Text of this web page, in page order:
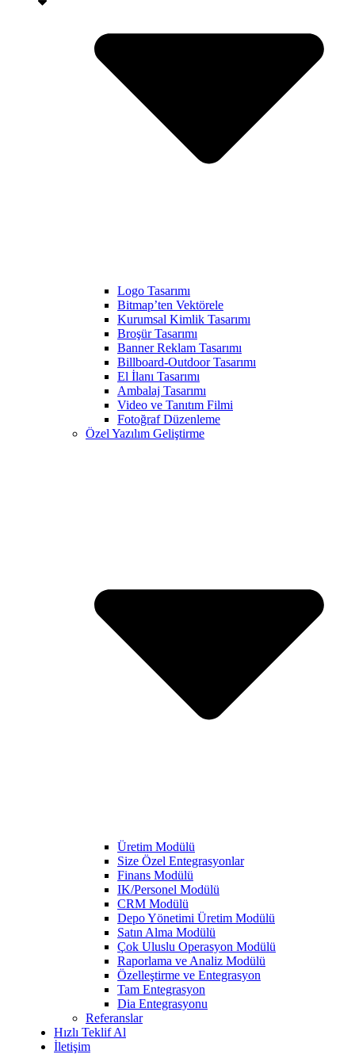
Logo Tasarımı
Bitmap’ten Vektörele
Kurumsal Kimlik Tasarımı
Broşür Tasarımı
Banner Reklam Tasarımı
Billboard-Outdoor Tasarımı
El İlanı Tasarımı
Ambalaj Tasarımı
Video ve Tanıtım Filmi
Fotoğraf Düzenleme
Özel Yazılım Geliştirme
Üretim Modülü
Size Özel Entegrasyonlar
Finans Modülü
IK/Personel Modülü
CRM Modülü
Depo Yönetimi Üretim Modülü
Satın Alma Modülü
Çok Uluslu Operasyon Modülü
Raporlama ve Analiz Modülü
Özelleştirme ve Entegrasyon
Tam Entegrasyon
Dia Entegrasyonu
Referanslar
Hızlı Teklif Al
İletişim